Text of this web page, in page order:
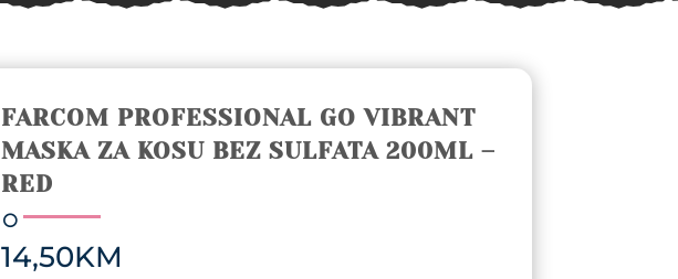
FARCOM PROFESSIONAL GO VIBRANT
MASKA ZA KOSU BEZ SULFATA 200ML –
RED
14,50KM